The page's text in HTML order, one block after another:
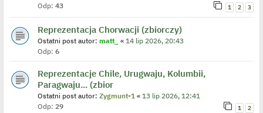
Odp: 43 1 2 3
Reprezentacja Chorwacji (zbiorczy)
Ostatni post autor: matt_ « 14 lip 2026, 20:43
Odp: 6
Reprezentacje Chile, Urugwaju, Kolumbii,
Paragwaju... (zbior
Ostatni post autor: Zygmunt-1 « 13 lip 2026, 12:41
Odp: 29 1 2